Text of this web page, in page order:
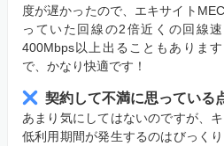
度が遅かったので、エキサイト
っていた回線の2倍近くの回線
400Mbps以上出ることもありま
で、かなり快適です！
契約して不満に思っている
あまり気にしてはないのですが、
低利用期間が発生するのはびっく